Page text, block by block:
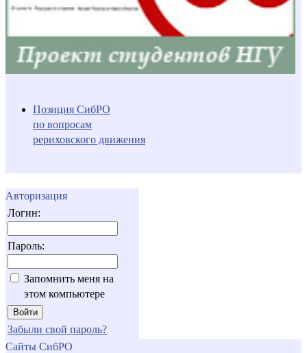
Позиция СибРО
по вопросам
рериховского движения
Авторизация
Логин:
Пароль:
Запомнить меня на
этом компьютере
Забыли свой пароль?
Сайты СибРО